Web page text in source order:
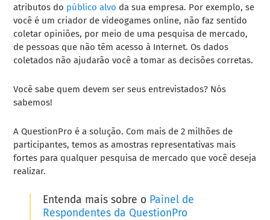
atributos do público alvo da sua empresa. Por exemplo, se
você é um criador de videogames online, não faz sentido
coletar opiniões, por meio de uma pesquisa de mercado,
de pessoas que não têm acesso à Internet. Os dados
coletados não ajudarão você a tomar as decisões corretas.
Você sabe quem devem ser seus entrevistados? Nós
sabemos!
A QuestionPro é a solução. Com mais de 2 milhões de
participantes, temos as amostras representativas mais
fortes para qualquer pesquisa de mercado que você deseja
realizar.
Entenda mais sobre o Painel de
Respondentes da QuestionPro